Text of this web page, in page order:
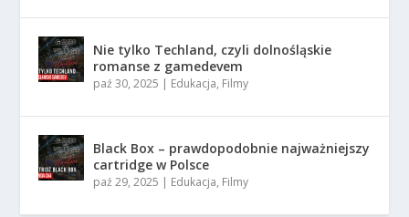
Nie tylko Techland, czyli dolnośląskie
romanse z gamedevem
paź 30, 2025 | Edukacja, Filmy
Black Box – prawdopodobnie najważniejszy
cartridge w Polsce
paź 29, 2025 | Edukacja, Filmy